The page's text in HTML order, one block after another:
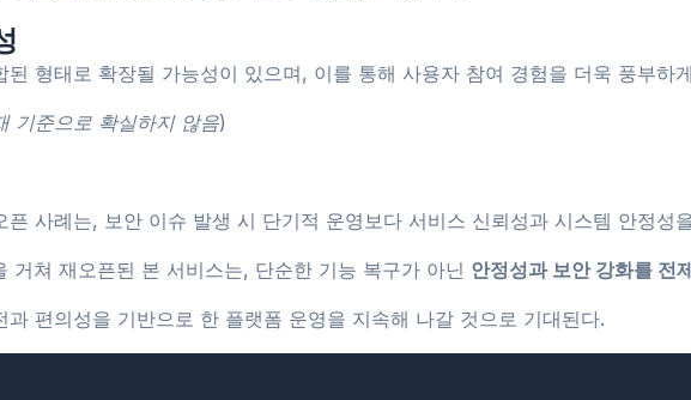
된 형태로 확장될 가능성이 있으며, 이를 통해 사용자 참여 경험을 더욱 풍부하
기준으로 확실하지 않음)
픈 사례는, 보안 이슈 발생 시 단기적 운영보다 서비스 신뢰성과 시스템 안정성
거쳐 재오픈된 본 서비스는, 단순한 기능 복구가 아닌 안정성과 보안 강화를 전
편의성을 기반으로 한 플랫폼 운영을 지속해 나갈 것으로 기대된다.